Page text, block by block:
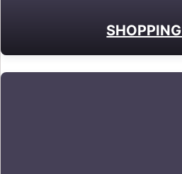
SHOPPING